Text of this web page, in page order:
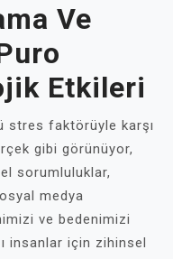
Ve
Etkileri
stres faktörüyle karşı
gibi görünüyor,
sorumluluklar,
medya
ve bedenimizi
insanlar için zihinsel